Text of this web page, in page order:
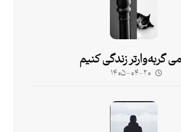
گربه‌وارتر زندگی کنیم
۱۴۰۵-۰۴-۲۰